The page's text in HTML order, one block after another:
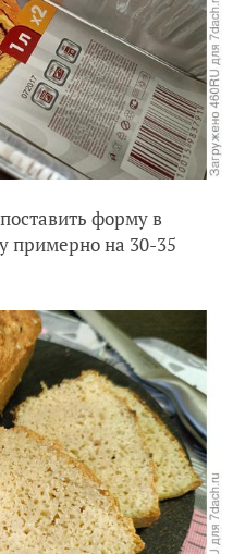
форму в
примерно на 30-35